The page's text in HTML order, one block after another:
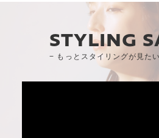
STYLING
− もっとスタイリングが見た